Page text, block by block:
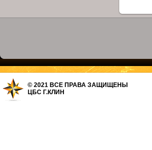
© 2021 ВСЕ ПРАВА ЗАЩИЩЕНЫ
ЦБС Г.КЛИН